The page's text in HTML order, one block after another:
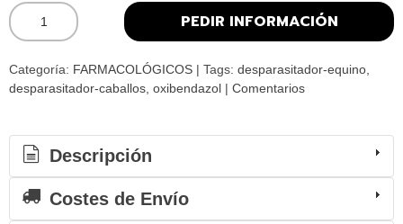
PEDIR INFORMACIÓN
Categoría: FARMACOLÓGICOS | Tags: desparasitador-equino
desparasitador-caballos oxibendazol | Comentarios
Descripción
Costes de Envío